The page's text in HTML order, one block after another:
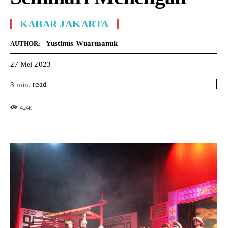
KABAR JAKARTA
AUTHOR: Yustinus Wuarmanuk
27 Mei 2023
3 min. read
424K